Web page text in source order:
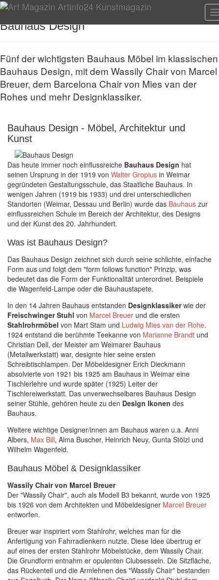
Bauhaus Design
Fünf der wichtigsten Bauhaus Möbel im klassischen
Bauhaus Design, mit dem Wassily Chair von Marcel
Breuer, dem Barcelona Chair von Mies van der
Rohes und mehr Designklassiker.
Bauhaus Design - Möbel, Architektur und
Kunst
Das heute immer noch einflussreiche Bauhaus Design hat
seinen Ursprung in der 1919 von Walter Gropius in Weimar
gegründeten Gestaltungsschule, das Staatliche Bauhaus. In
wenigen Jahren (1919 bis 1933) und drei unterschiedlichen
Standorten (Weimar, Dessau und Berlin) wurde das Bauhaus zur
einflussreichen Schule im Bereich der Architektur, des Designs
und der Kunst des 20. Jahrhundert.
Was ist Bauhaus Design?
Das Bauhaus Design zeichnet sich durch seine schlichte, einfache
Form aus und folgt dem "form follows function" Prinzip, was
bedeutet das die Form der Funktionalität unterordnet. Beispiele
die Wagenfeld-Lampe oder die Bauhaustapete.
In den 14 Jahren Bauhaus entstanden Designklassikerwie der
Freischwinger Stuhl von Marcel Breuer und die ersten
Stahlrohrmöbel von Mart Stam und Ludwig Mies van der Rohe.
1924 entstand die berühmte Teekanne von Marianne Brandt und
Christian Dell, der Meister am Weimarer Bauhaus
(Metallwerkstatt) war, designte hier seine ersten
Schreibtischlampen. Der Möbeldesigner Erich Dieckmann
absolvierte von 1921 bis 1925 am Bauhaus in Weimar eine
Tischlerlehre und wurde später (1925) Leiter der
Tischlereiwerkstatt. Das unverwechselbares Bauhaus Design
seiner Stühle, gehören heute zu den Design Ikonen des
Bauhaus.
Weitere wichtige Designer/innen am Bauhaus waren u.a. Anni
Albers, Max Bill, Alma Buscher, Heinrich Neuy, Gunta Stölzl und
Wilhelm Wagenfeld.
Bauhaus Möbel & Designklassiker
Wassily Chair von Marcel Breuer
Der "Wassily Chair", auch als Modell B3 bekannt, wurde von 1925
bis 1926 von dem Architekten und Möbeldesigner Marcel Breuer
entworfen.
Breuer war inspiriert vom Stahlrohr, welches man für die
Anfertigung von Fahrradlenkern nutzte. Diese Idee übertrug er
auf eines der ersten Stahlrohr Möbelstücke, dem Wassily Chair.
Die Grundform entnahm er opulenten Clubsesseln. Die Sitzfläche,
das Rückenteil und die Armlehnen des "Wassily Chair" bestanden